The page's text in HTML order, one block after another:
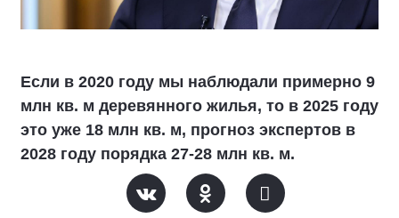
Если в 2020 году мы наблюдали примерно 9
млн кв. м деревянного жилья, то в 2025 году
это уже 18 млн кв. м, прогноз экспертов в
2028 году порядка 27-28 млн кв. м.